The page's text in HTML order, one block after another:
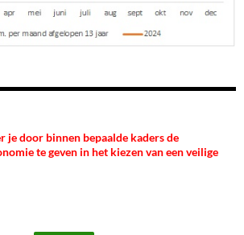
je door binnen bepaalde kaders de
te geven in het kiezen van een veilige